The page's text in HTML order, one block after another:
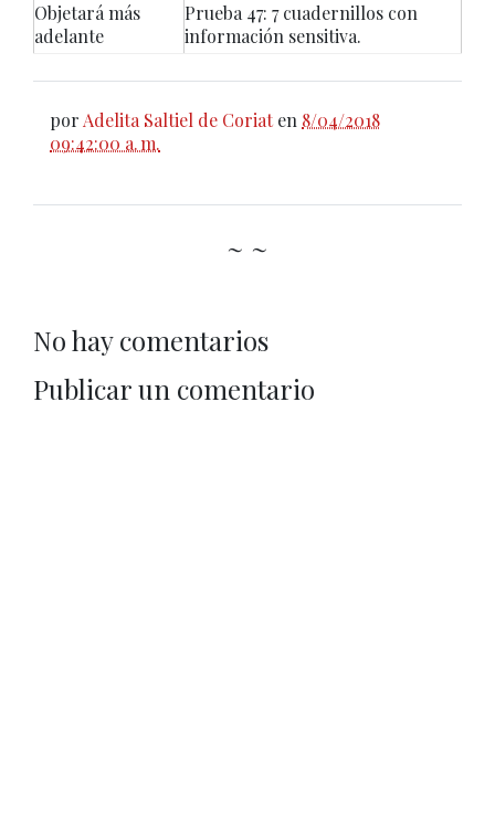
Objetará más
adelante
Prueba 47: 7 cuadernillos con
información sensitiva.
por Adelita Saltiel de Coriat en 8/04/2018
09:42:00 a. m.
~ ~
No hay comentarios
Publicar un comentario